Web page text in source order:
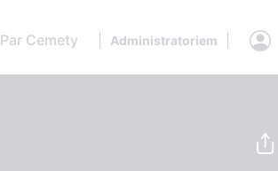
Par Cemety Administratoriem